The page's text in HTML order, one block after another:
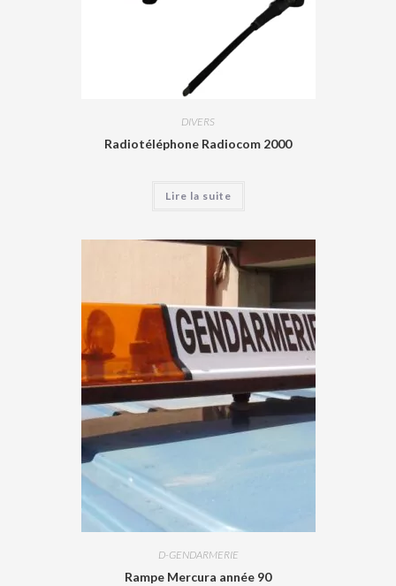
DIVERS
Radiotéléphone Radiocom 2000
Lire la suite
D-GENDARMERIE
Rampe Mercura année 90